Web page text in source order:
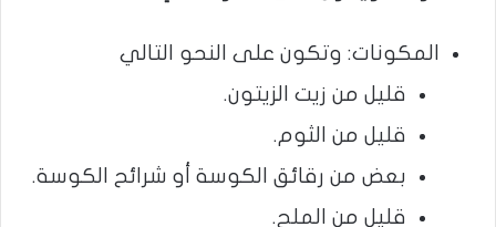
المكونات: وتكون على النحو التالي
قليل من زيت الزيتون.
قليل من الثوم.
بعض من رقائق الكوسة أو شرائح الكوسة.
قليل من الملح.